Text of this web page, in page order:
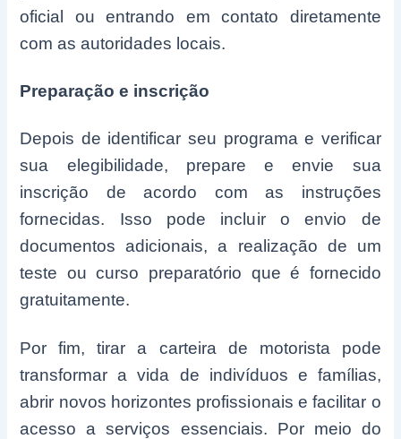
oficial ou entrando em contato diretamente
com as autoridades locais.
Preparação e inscrição
Depois de identificar seu programa e verificar
sua elegibilidade, prepare e envie sua
inscrição de acordo com as instruções
fornecidas. Isso pode incluir o envio de
documentos adicionais, a realização de um
teste ou curso preparatório que é fornecido
gratuitamente.
Por fim, tirar a carteira de motorista pode
transformar a vida de indivíduos e famílias,
abrir novos horizontes profissionais e facilitar o
acesso a serviços essenciais. Por meio do